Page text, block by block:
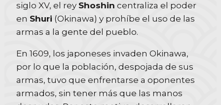
siglo XV, el rey Shoshin centraliza el poder
en Shuri (Okinawa) y prohíbe el uso de las
armas a la gente del pueblo.
En 1609, los japoneses invaden Okinawa,
por lo que la población, despojada de sus
armas, tuvo que enfrentarse a oponentes
armados, sin tener más que las manos